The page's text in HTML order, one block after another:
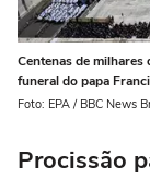
Centenas de milhares
funeral do papa
Foto: EPA / BBC News
Procissão